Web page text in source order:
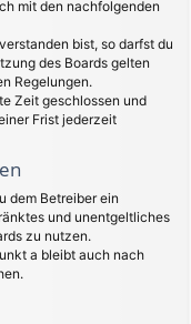
mit den nachfolgenden
bist, so darfst du
des Boards gelten
Regelungen.
Zeit geschlossen und
Frist jederzeit
dem Betreiber ein
und unentgeltliches
zu nutzen.
a bleibt auch nach